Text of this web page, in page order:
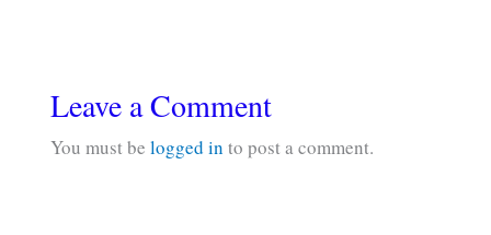
Leave a Comment
You must be logged in to post a comment.